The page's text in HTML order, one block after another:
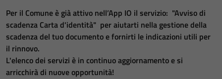
Per il Comune è già attivo nell’App IO il servizio: "Avviso di
scadenza Carta d'identità" per aiutarti nella gestione della
scadenza del tuo documento e fornirti le indicazioni utili per
il rinnovo.
L'elenco dei servizi è in continuo aggiornamento e si
arricchirà di nuove opportunità!